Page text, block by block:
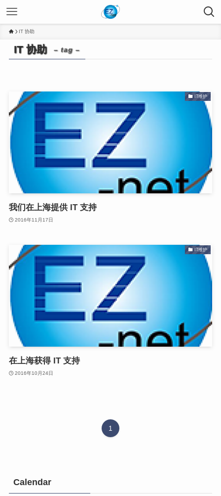
IT 协助
IT 协助 – tag –
IT维护
我们在上海提供 IT 支持
2016年11月17日
IT维护
在上海获得 IT 支持
2016年10月24日
1
Calendar